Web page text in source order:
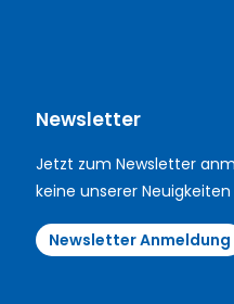
Newsletter
Jetzt zum Newsletter
keine unserer
Newsletter Anmeldung